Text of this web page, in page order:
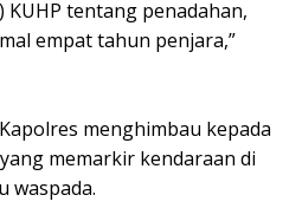
KUHP tentang penadahan,
empat tahun penjara,”
menghimbau kepada
memarkir kendaraan di
waspada.